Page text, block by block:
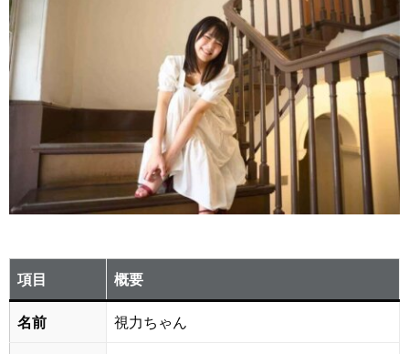
項目 概要
名前 視力ちゃん